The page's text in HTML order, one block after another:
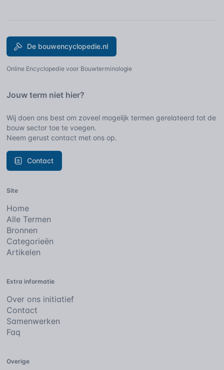
De bouwencyclopedie.nl
Online Encyclopedie voor Bouwterminologie
Jouw term niet hier?
Wij doen ons best om zoveel mogelijk termen gerelateerd tot de
bouw sector toe te voegen.
Neem gerust contact met ons op.
Contact
Site
Home
Alle Termen
Bronnen
Categorieën
Artikelen
Extra informatie
Over ons initiatief
Contact
Samenwerken
Faq
Overige